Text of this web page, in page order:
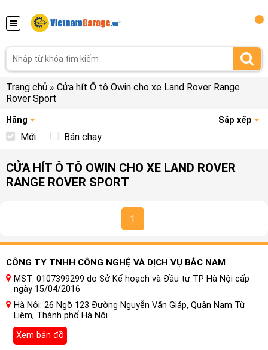
Trang chủ » Cửa hít Ô tô Owin cho xe Land Rover Range
Rover Sport
Hãng Sắp xếp
Mới Bán chạy
CỬA HÍT Ô TÔ OWIN CHO XE LAND ROVER
RANGE ROVER SPORT
1
CÔNG TY TNHH CÔNG NGHỆ VÀ DỊCH VỤ BẮC NAM
MST: 0107399299 do Sở Kế hoạch và Đầu tư TP Hà Nội cấp
ngày 15/04/2016
Hà Nội: 26 Ngõ 123 Đường Nguyễn Văn Giáp, Quận Nam Từ
Liêm, Thành phố Hà Nội.
Xem bản đồ